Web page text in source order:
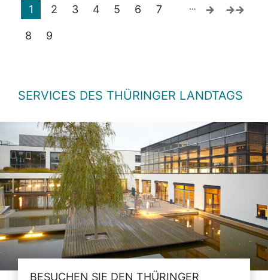
1 2 3 4 5 6 7
8 9
…
SERVICES DES THÜRINGER LANDTAGS
BESUCHEN SIE DEN THÜRINGER